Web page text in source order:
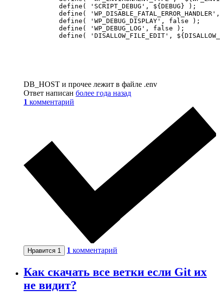
    define( 'SCRIPT_DEBUG', ${DEBUG} );
define(
    define( 'WP_DEBUG_DISPLAY', false );
    define( 'WP_DEBUG_LOG', false );
define( 'DISALLOW_FILE_EDIT',
DB_HOST и прочее лежит в файле .env
Ответ написан более года назад
1 комментарий
Нравится 1 1 комментарий
Как скачать все ветки если Git их
не видит?